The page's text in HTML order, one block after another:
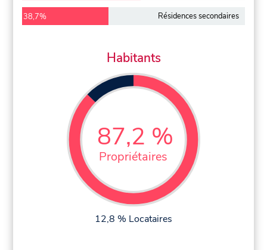
38,7% Résidences secondaires
Habitants
87,2 %
Propriétaires
12,8 % Locataires